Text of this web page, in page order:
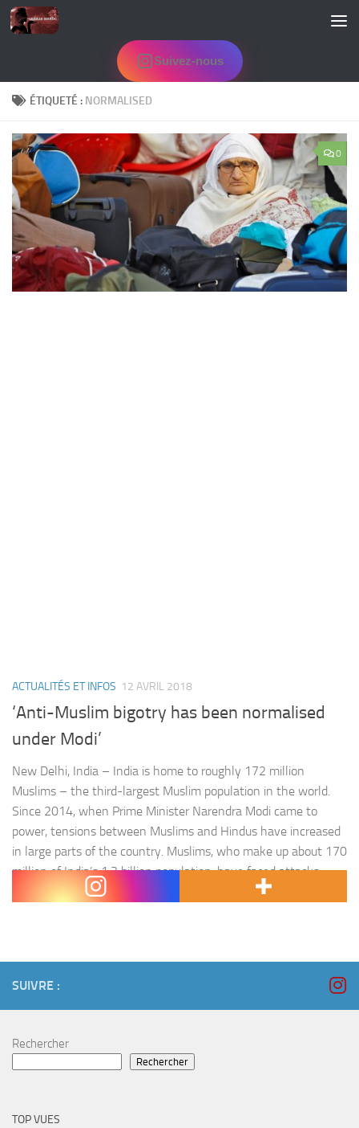
Skip to content
Suivez-nous
ÉTIQUETÉ : NORMALISED
0
ACTUALITÉS ET INFOS 12 AVRIL 2018
‘Anti-Muslim bigotry has been normalised
under Modi’
New Delhi, India – India is home to roughly 172 million
Muslims – the third-largest Muslim population in the world.
Since 2014, when Prime Minister Narendra Modi came to
power, tensions between Muslims and Hindus have increased
in large parts of the country. Muslims, who make up about 170
million of India’s 1.3 billion population, have faced attacks
after being…
SUIVRE :
Rechercher
Rechercher
TOP VUES